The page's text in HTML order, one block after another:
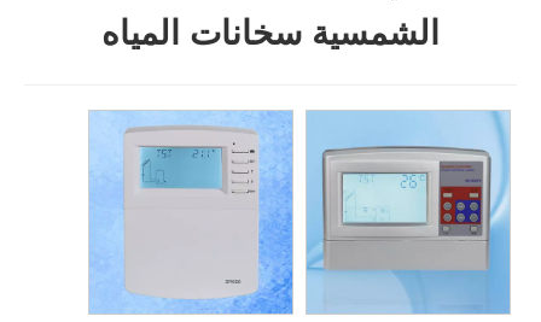
الشمسية سخانات المياه